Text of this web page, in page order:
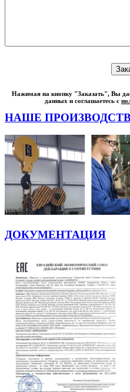
Нажимая на кнопку "Заказать", Вы
данных и соглашаетесь с
НАШЕ
ДОКУМЕНТАЦИЯ